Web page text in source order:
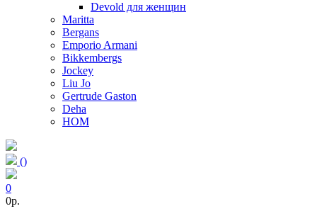
Devold для женщин
Maritta
Bergans
Emporio Armani
Bikkembergs
Jockey
Liu Jo
Gertrude Gaston
Deha
HOM
()
0
0p.